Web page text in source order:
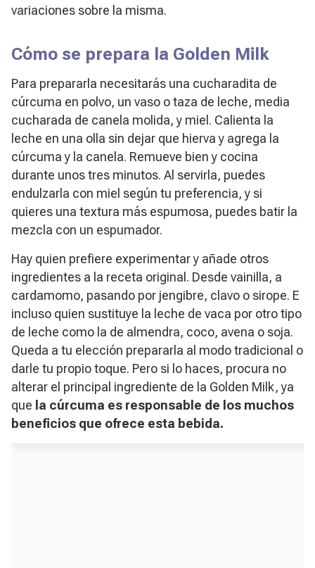
variaciones sobre la misma.
Cómo se prepara la Golden Milk
Para prepararla necesitarás una cucharadita de
cúrcuma en polvo, un vaso o taza de leche, media
cucharada de canela molida, y miel. Calienta la
leche en una olla sin dejar que hierva y agrega la
cúrcuma y la canela. Remueve bien y cocina
durante unos tres minutos. Al servirla, puedes
endulzarla con miel según tu preferencia, y si
quieres una textura más espumosa, puedes batir la
mezcla con un espumador.
Hay quien prefiere experimentar y añade otros
ingredientes a la receta original. Desde vainilla, a
cardamomo, pasando por jengibre, clavo o sirope. E
incluso quien sustituye la leche de vaca por otro tipo
de leche como la de almendra, coco, avena o soja.
Queda a tu elección prepararla al modo tradicional o
darle tu propio toque. Pero si lo haces, procura no
alterar el principal ingrediente de la Golden Milk, ya
que la cúrcuma es responsable de los muchos
beneficios que ofrece esta bebida.